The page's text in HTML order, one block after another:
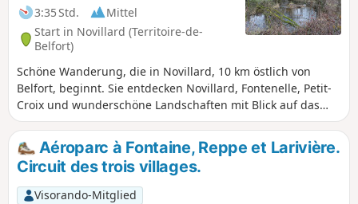
3:35 Std.
Mittel
Start in Novillard (Territoire-de-
Belfort)
Schöne Wanderung, die in Novillard, 10 km östlich von
Belfort, beginnt. Sie entdecken Novillard, Fontenelle, Petit-
Croix und wunderschöne Landschaften mit Blick auf das
Schweizer Jura und die Vogesen. Sie wandern am Ufer der
Madeleine entlang, inmitten des Unterholzes. Die
Wanderung führt an der Stelle vorbei, an der Adolphe
Pégoud, ein Fliegerass, 1915 abgeschossen wurde. Diese
Wanderung ist ausgeschildert.
Aéroparc à Fontaine, Reppe et Larivière.
Circuit des trois villages.
Visorando-Mitglied